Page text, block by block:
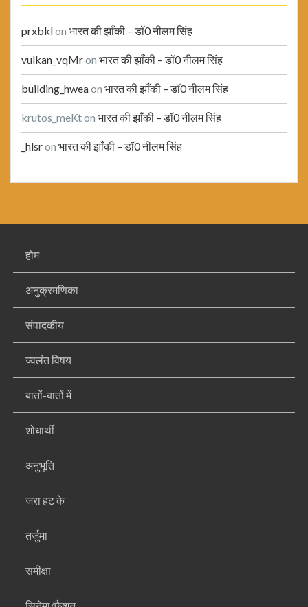
prxbklon भारत की झाँकी – डॉ0 नीलम सिंह
vulkan_vqMron भारत की झाँकी – डॉ0 नीलम सिंह
building_hweaon भारत की झाँकी – डॉ0 नीलम सिंह
krutos_meKton भारत की झाँकी – डॉ0 नीलम सिंह
_hlsron भारत की झाँकी – डॉ0 नीलम सिंह
होम
अनुक्रमणिका
संपादकीय
ज्वलंत विषय
बातों-बातों में
शोधार्थी
अनुभूति
जरा हट के
तर्जुमा
समीक्षा